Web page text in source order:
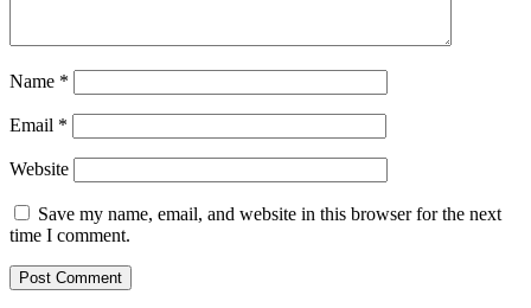
Name *
Email *
Website
Save my name, email, and website in this browser for the next
time I comment.